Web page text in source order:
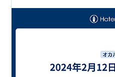
な思い出」との事。
1996年、ファースト・アル
1997年、ソニーミュージッ